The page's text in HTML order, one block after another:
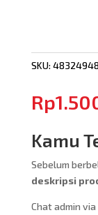
SKU:
Rp
Kamu
Sebelum
deskripsi
Chat admin